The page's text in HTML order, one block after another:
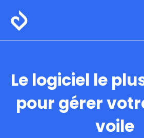
Le logiciel le
pour gérer
voile